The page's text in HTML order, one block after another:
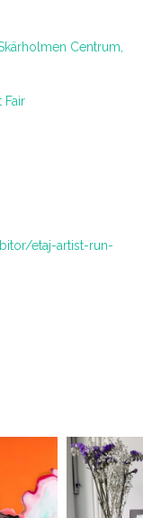
Centrum,
Fair
etaj-artist-run-